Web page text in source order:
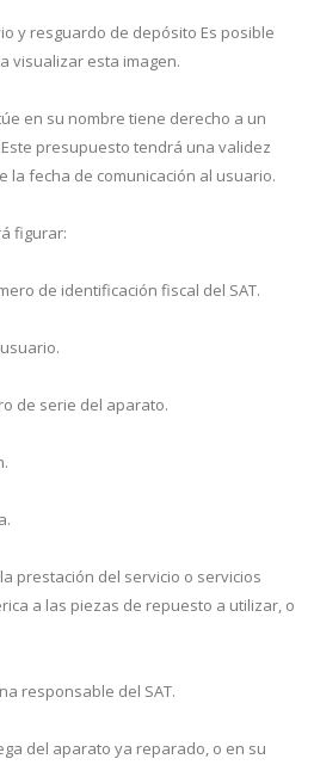
y resguardo de depósito Es posible
visualizar esta imagen.
en su nombre tiene derecho a un
presupuesto tendrá una validez
la fecha de comunicación al usuario.
figurar:
de identificación fiscal del SAT.
de serie del aparato.
prestación del servicio o servicios
a las piezas de repuesto a utilizar, o
responsable del SAT.
del aparato ya reparado, o en su